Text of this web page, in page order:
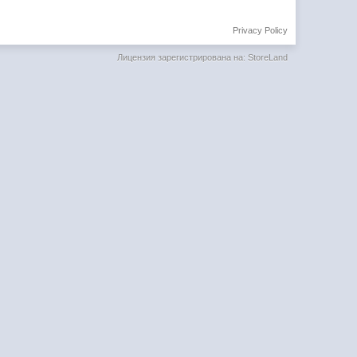
Privacy Policy
Лицензия зарегистрирована на: StoreLand